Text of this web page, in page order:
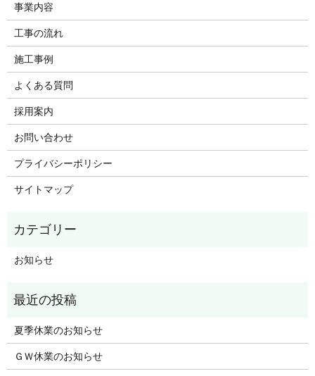
事業内容
工事の流れ
施工事例
よくある質問
採用案内
お問い合わせ
プライバシーポリシー
サイトマップ
お知らせ
夏季休業のお知らせ
ＧＷ休業のお知らせ